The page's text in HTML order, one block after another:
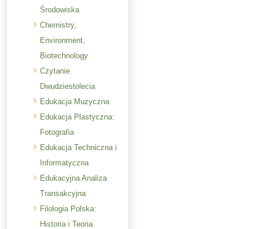
Środowiska
Chemistry,
Environment,
Biotechnology
Czytanie
Dwudziestolecia
Edukacja Muzyczna
Edukacja Plastyczna:
Fotografia
Edukacja Techniczna i
Informatyczna
Edukacyjna Analiza
Transakcyjna
Filologia Polska:
Historia i Teoria